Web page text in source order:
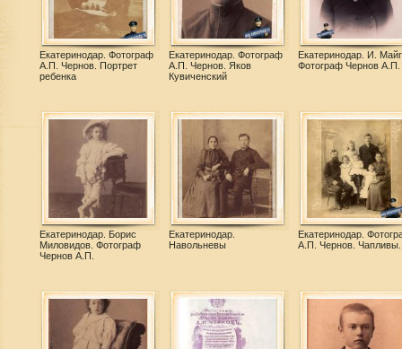
Екатеринодар. Фотограф
А.П. Чернов. Портрет
ребенка
Екатеринодар. Фотограф
А.П. Чернов. Яков
Кувиченский
Екатеринодар. И.
Фотограф Чернов А.П.
Екатеринодар. Борис
Миловидов. Фотограф
Чернов А.П.
Екатеринодар.
Навольневы
Екатеринодар.
А.П. Чернов. Чапливы.